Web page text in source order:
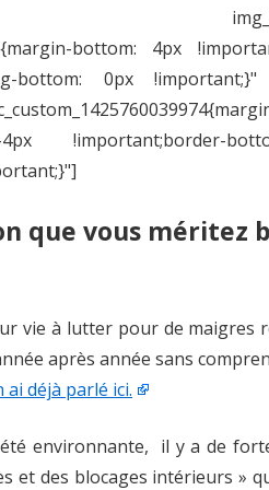
bottom: 4px
bottom: 0px !important;}"
!important;border-
que vous méritez
vie à lutter pour de maigres
après année sans
ai déjà parlé ici.
environnante, il y a de
et des blocages intérieurs »